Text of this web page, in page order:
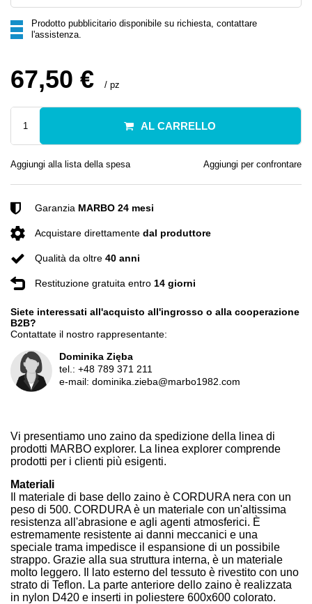
Prodotto pubblicitario disponibile su richiesta, contattare
l'assistenza.
67,50 € / pz
AL CARRELLO
Aggiungi alla lista della spesa Aggiungi per confrontare
Garanzia MARBO 24 mesi
Acquistare direttamente dal produttore
Qualità da oltre 40 anni
Restituzione gratuita entro 14 giorni
Siete interessati all'acquisto all'ingrosso o alla cooperazione
B2B?
Contattate il nostro rappresentante:
Dominika Zięba
tel.: +48 789 371 211
e-mail: dominika.zieba@marbo1982.com
Vi presentiamo uno zaino da spedizione della linea di
prodotti MARBO explorer. La linea explorer comprende
prodotti per i clienti più esigenti.
Materiali
Il materiale di base dello zaino è CORDURA nera con un
peso di 500. CORDURA è un materiale con un'altissima
resistenza all'abrasione e agli agenti atmosferici. È
estremamente resistente ai danni meccanici e una
speciale trama impedisce il espansione di un possibile
strappo. Grazie alla sua struttura interna, è un materiale
molto leggero. Il lato esterno del tessuto è rivestito con uno
strato di Teflon. La parte anteriore dello zaino è realizzata
in nylon D420 e inserti in poliestere 600x600 colorato.